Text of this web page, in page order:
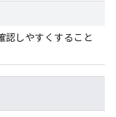
認しやすくすること